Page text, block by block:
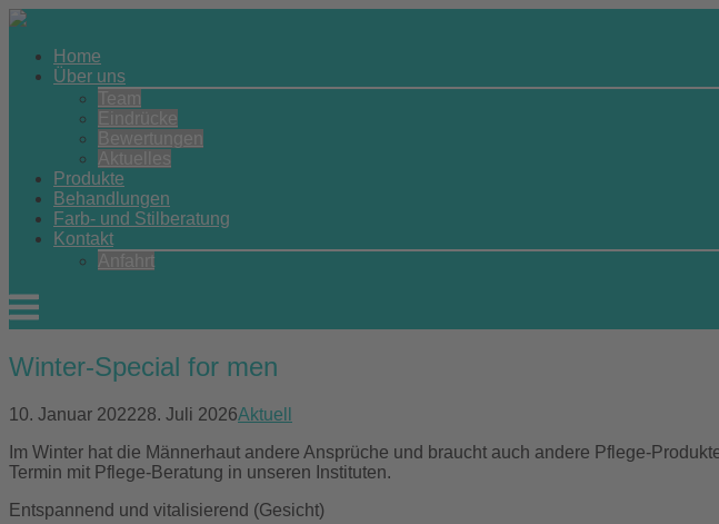
Skip
contentHome
Über uns
Produkte
Behandlungen
Farb- und Stilberatung
Kontakt
Menu
Winter-Special for men
10. Januar 202228. Juli 2026Aktuell
Im Winter hat die Männerhaut andere Ansprüche und braucht auch andere Pflege-
Termin mit Pflege-Beratung in unseren Instituten.
Entspannend und vitalisierend (Gesicht)